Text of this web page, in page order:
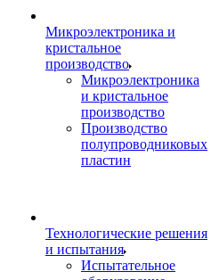
Микроэлектроника и
кристальное
производство
Микроэлектроника
и кристальное
производство
Производство
полупроводниковых
пластин
Технологические решения
и испытания
Испытательное